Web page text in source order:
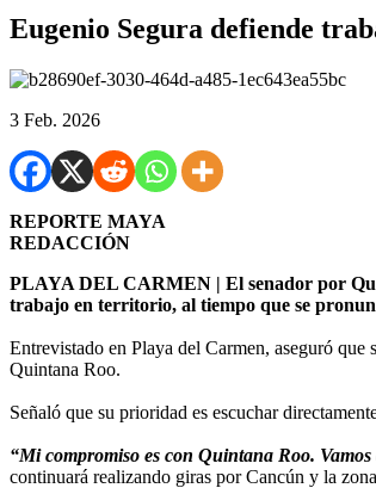
Eugenio Segura defiende
3 Feb. 2026
REPORTE MAYA
REDACCIÓN
PLAYA DEL CARMEN | El senador por
trabajo en territorio, al tiempo que se
Entrevistado en Playa del Carmen, aseguró
Quintana Roo.
Señaló que su prioridad es escuchar
“Mi compromiso es con Quintana Roo.
continuará realizando giras por Cancún y la